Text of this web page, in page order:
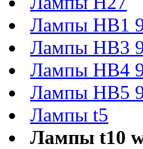
Лампы HB1
Лампы HB3
Лампы HB4
Лампы HB5
Лампы t5
Лампы t10